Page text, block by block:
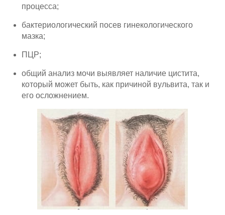
процесса;
бактериологический посев гинекологического
мазка;
ПЦР;
общий анализ мочи выявляет наличие цистита,
который может быть, как причиной вульвита, так и
его осложнением.